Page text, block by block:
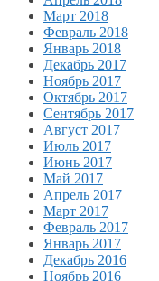
Март 2018
Февраль 2018
Январь 2018
Декабрь 2017
Ноябрь 2017
Октябрь 2017
Сентябрь 2017
Август 2017
Июль 2017
Июнь 2017
Май 2017
Апрель 2017
Март 2017
Февраль 2017
Январь 2017
Декабрь 2016
Ноябрь 2016